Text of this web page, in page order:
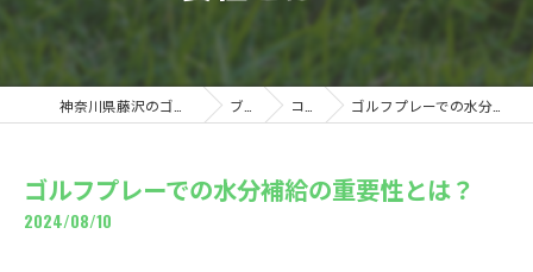
ブログ コラム ゴルフプレーでの水分補給の重要性とは？
ゴルフプレーでの水分補給の重要性とは？
2024/08/10